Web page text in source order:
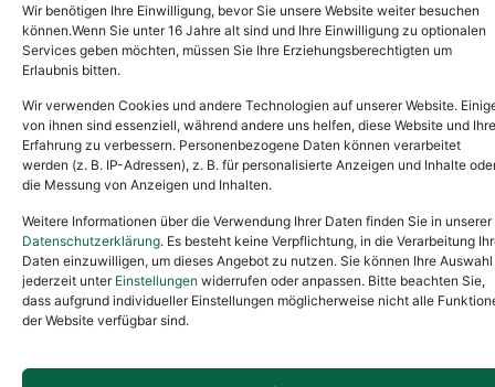
Wir benötigen Ihre Einwilligung, bevor Sie unsere Website weiter besuchen
können.Wenn Sie unter 16 Jahre alt sind und Ihre Einwilligung zu optionalen
Services geben möchten, müssen Sie Ihre Erziehungsberechtigten um
Erlaubnis bitten.
Wir verwenden Cookies und andere Technologien auf unserer Website.
von ihnen sind essenziell, während andere uns helfen, diese Website und Ihre
Erfahrung zu verbessern. Personenbezogene Daten können verarbeitet
werden (z. B. IP-Adressen), z. B. für personalisierte Anzeigen und Inhalte
die Messung von Anzeigen und Inhalten.
Weitere Informationen über die Verwendung Ihrer Daten finden Sie in unserer
Datenschutzerklärung. Es besteht keine Verpflichtung, in die Verarbeitung
Daten einzuwilligen, um dieses Angebot zu nutzen. Sie können Ihre Auswahl
jederzeit unter Einstellungen widerrufen oder anpassen. Bitte beachten Sie,
dass aufgrund individueller Einstellungen möglicherweise nicht alle
der Website verfügbar sind.